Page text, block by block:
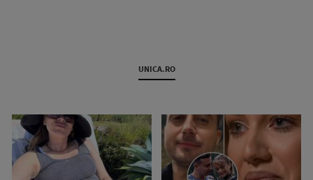
UNICA.RO